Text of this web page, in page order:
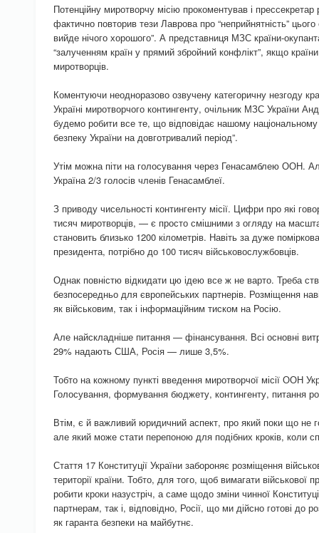
Потенційну миротворчу місію прокоментував і прессекретар
фактично повторив тези Лаврова про “неприйнятність”
вийде нічого хорошого”. А представниця МЗС країни-
“залученням країн у прямий збройний конфлікт”, якщо
миротворців.
Коментуючи неодноразово озвучену категоричну незгоду
Україні миротворчого контингенту, очільник МЗС України
будемо робити все те, що відповідає нашому національному
безпеку України на довготривалий період”.
Утім можна піти на голосування через Генасамблею ООН.
Україна 2/3 голосів членів Генасамблеї.
З приводу чисельності контингенту місії. Цифри про які
тисяч миротворців, — є просто смішними з огляду на
становить близько 1200 кілометрів. Навіть за дуже
президента, потрібно до 100 тисяч військовослужбовців.
Однак повністю відкидати цю ідею все ж не варто. Треба
безпосередньо для європейських партнерів. Розміщення
як військовим, так і інформаційним тиском на Росію.
Але найскладніше питання — фінансування. Всі основні
29% надають США, Росія — лише 3,5%.
Тобто на кожному пункті введення миротворчої місії ООН
Голосування, формування бюджету, контингенту, питання
Втім, є й важливий юридичний аспект, про який поки що не
але який може стати перепоною для подібних кроків, коли
Стаття 17 Конституції України забороняє розміщення
території країни. Тобто, для того, щоб вимагати військової
робити кроки назустріч, а саме щодо зміни чинної
партнерам, так і, відповідно, Росії, що ми дійсно готові до
як гаранта безпеки на майбутнє.